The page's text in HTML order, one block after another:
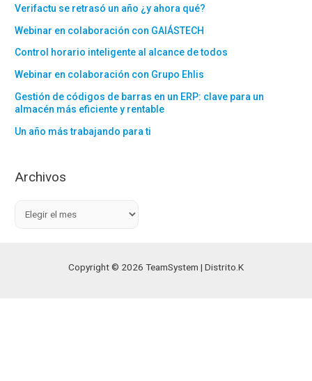
Verifactu se retrasó un año ¿y ahora qué?
Webinar en colaboración con GAIÁSTECH
Control horario inteligente al alcance de todos
Webinar en colaboración con Grupo Ehlis
Gestión de códigos de barras en un ERP: clave para un
almacén más eficiente y rentable
Un año más trabajando para ti
Archivos
Copyright © 2026 TeamSystem | Distrito.K